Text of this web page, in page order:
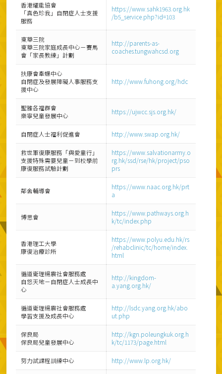
香港耀能協會
「真色珍我」自閉症人士支援
服務
https://www.sahk1963.org.hk
/b5_service.php?id=103
東華三院
東華三院家庭成長中心－賽馬
會「家長教練」計劃
http://parents-as-
coaches.tungwahcsd.org
扶康會牽蝶中心
自閉症及發展障礙人事服務支
援中心
http://www.fuhong.org/hdc
聖雅各福群會
樂寧兒童發展中心
https://ujwcc.sjs.org.hk/
自閉症人士福利促進會 http://www.swap.org.hk/
救世軍復康服務「與愛童行」
支援特殊需要兒童－到校學前
康復服務試驗計劃
https://www.salvationarmy.o
rg.hk/ssd/rse/hk/project/pso
prs
鄰舍輔導會
https://www.naac.org.hk/prt
a
博思會
https://www.pathways.org.h
k/tc/index.php
香港理工大學
康復治療診所
https://www.polyu.edu.hk/rs
/rehabclinic/tc/home/index.
html
循道衛理楊震社會服務處
自悠天地－自閉症人士成長中
心
http://kingdom-
a.yang.org.hk/
循道衛理楊震社會服務處
學習支援及成長中心
http://lsdc.yang.org.hk/abo
ut.php
保良局
保良局兒童發展中心
http://kgn.poleungkuk.org.h
k/tc/1173/page.html
努力試課程訓練中心 http://www.lp.org.hk/